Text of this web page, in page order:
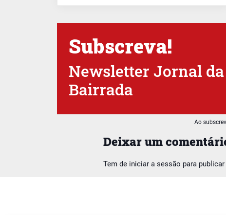
Deixar um
Tem de iniciar a sessão para
Subscreva!
Newsletter Jornal da
Bairrada
Ao